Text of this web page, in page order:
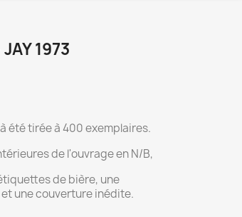
1973
été tirée à 400 exemplaires.
de l'ouvrage en N/B,
de bière, une
une couverture inédite.